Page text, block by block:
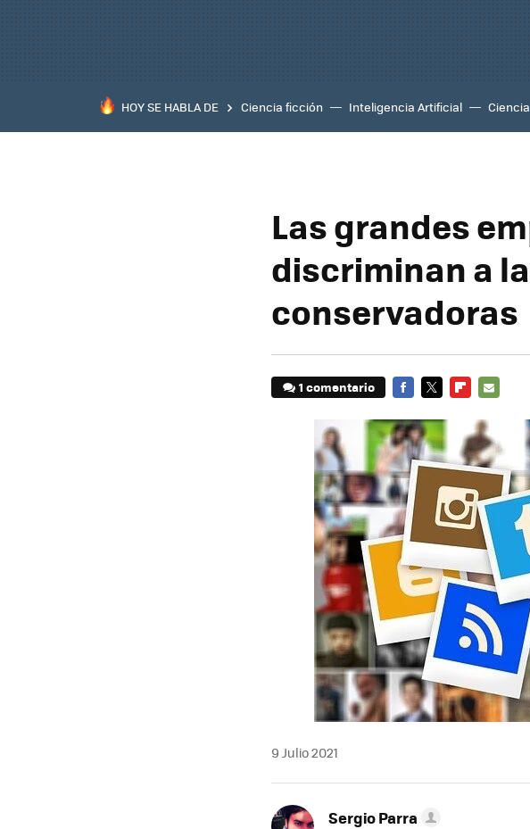
HOY SE HABLA DE Ciencia ficción Inteligencia Artificial Ciencia
Las grandes
discriminan a
conservadoras
1 comentario
MAIL
9 Julio 2021
Sergio Parra